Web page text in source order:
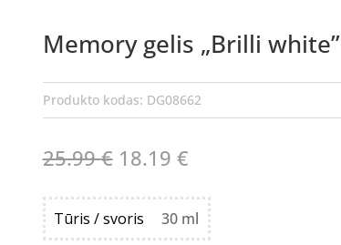
Memory gelis „Brilli white”
Produkto kodas: DG08662
25.99€ Original
was:
25.99 €.
18.19 €Current
is:
18.19 €.
Tūris / svoris 30 ml